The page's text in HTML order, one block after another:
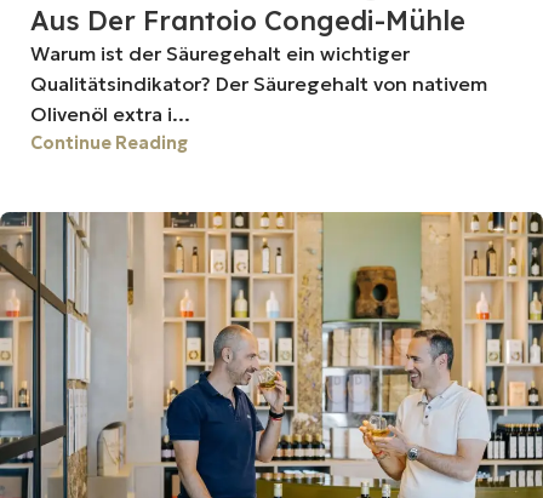
Aus Der Frantoio Congedi-Mühle
Warum ist der Säuregehalt ein wichtiger
Qualitätsindikator? Der Säuregehalt von nativem
Olivenöl extra i...
Continue Reading